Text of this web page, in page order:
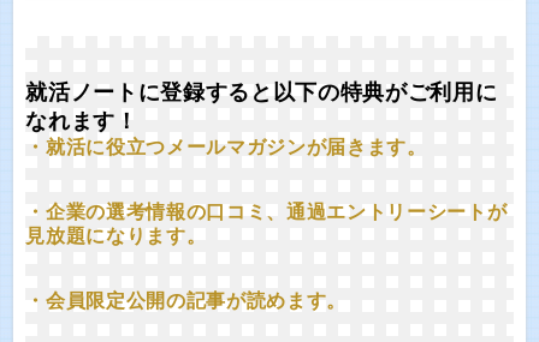
就活ノートに登録すると以下の特典がご利用に
なれます！
・就活に役立つメールマガジンが届きます。
・企業の選考情報の口コミ、通過エントリーシートが
見放題になります。
・会員限定公開の記事が読めます。